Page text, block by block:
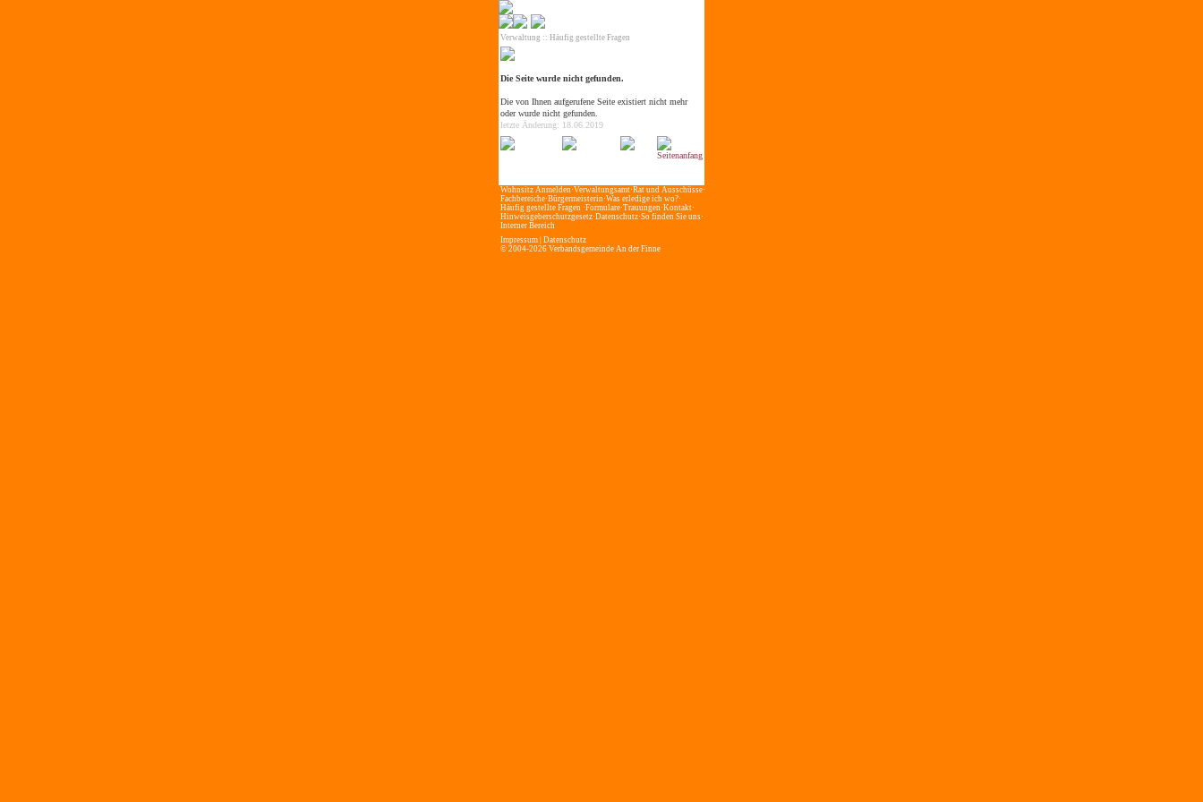
Verwaltung :: Häufig gestellte Fragen
Die Seite wurde nicht gefunden.
Die von Ihnen aufgerufene Seite existiert nicht mehr
oder wurde nicht gefunden.
letzte Änderung: 18.06.2019
Wohnsitz Anmelden·Verwaltungsamt·Rat und Ausschüsse·
Fachbereiche·Bürgermeisterin·Was erledige ich wo?·
Häufig gestellte Fragen ·Formulare·Trauungen·Kontakt·
Hinweisgeberschutzgesetz·Datenschutz·So finden Sie uns·
Interner Bereich
Impressum Datenschutz
© 2004-2026 Verbandsgemeinde An der Finne